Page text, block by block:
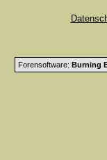
Forensoftware: Burning